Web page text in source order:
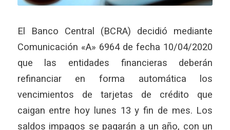
El Banco Central (BCRA) decidió mediante
Comunicación «A» 6964 de fecha 10/04/2020
que las entidades financieras deberán
refinanciar en forma automática los
vencimientos de tarjetas de crédito que
caigan entre hoy lunes 13 y fin de mes. Los
saldos impagos se pagarán a un año, con un